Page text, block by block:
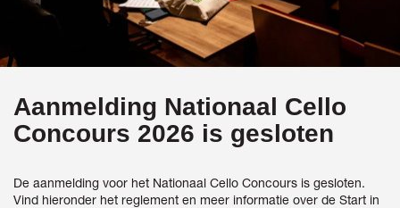
Aanmelding Nationaal Cello
Concours 2026 is gesloten
De aanmelding voor het Nationaal Cello Concours is gesloten.
Vind hieronder het reglement en meer informatie over de Start in